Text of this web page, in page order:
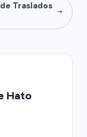
Traslados
Hato